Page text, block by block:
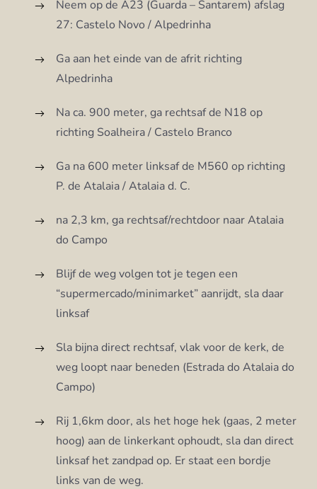
Neem op de A23 (Guarda – Santarem) afslag
27: Castelo Novo / Alpedrinha
Ga aan het einde van de afrit richting
Alpedrinha
Na ca. 900 meter, ga rechtsaf de N18 op
richting Soalheira / Castelo Branco
Ga na 600 meter linksaf de M560 op richting
P. de Atalaia / Atalaia d. C.
na 2,3 km, ga rechtsaf/rechtdoor naar Atalaia
do Campo
Blijf de weg volgen tot je tegen een
“supermercado/minimarket” aanrijdt, sla daar
linksaf
Sla bijna direct rechtsaf, vlak voor de kerk, de
weg loopt naar beneden (Estrada do Atalaia do
Campo)
Rij 1,6km door, als het hoge hek (gaas, 2 meter
hoog) aan de linkerkant ophoudt, sla dan direct
linksaf het zandpad op. Er staat een bordje
links van de weg.